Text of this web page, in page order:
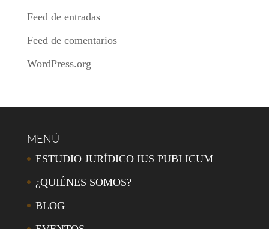
Feed de entradas
Feed de comentarios
WordPress.org
MENÚ
ESTUDIO JURÍDICO IUS PUBLICUM
¿QUIÉNES SOMOS?
BLOG